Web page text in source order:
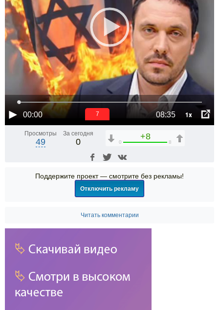
00:00 08:35 1x
6
Просмотры
49
За сегодня
0
+8
0 8
Поддержите проект — смотрите без рекламы!
Отключить рекламу
Читать комментарии